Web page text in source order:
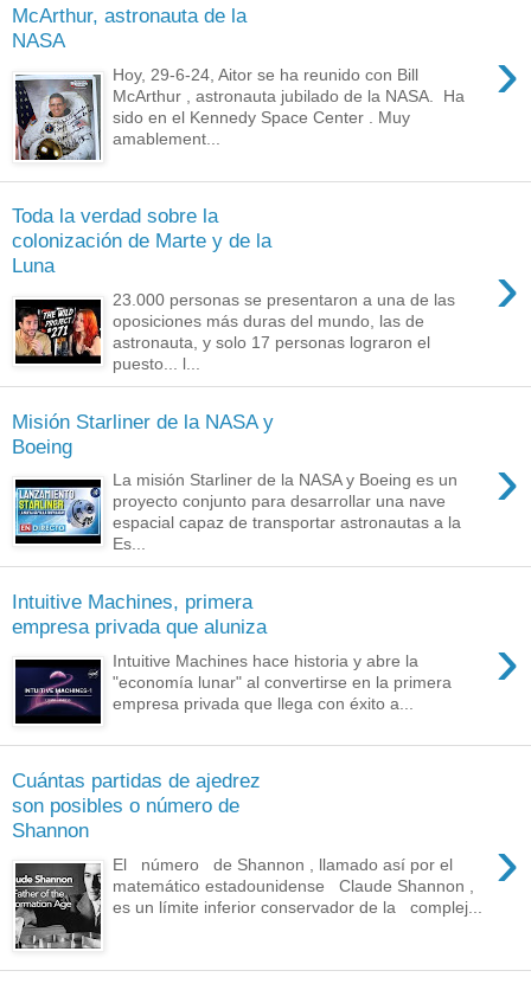
McArthur, astronauta de la
NASA
›
Hoy, 29-6-24, Aitor se ha reunido con Bill
McArthur , astronauta jubilado de la NASA. Ha
sido en el Kennedy Space Center . Muy
amablement...
Toda la verdad sobre la
colonización de Marte y de la
Luna
›
23.000 personas se presentaron a una de las
oposiciones más duras del mundo, las de
astronauta, y solo 17 personas lograron el
puesto... l...
Misión Starliner de la NASA y
Boeing
›
La misión Starliner de la NASA y Boeing es un
proyecto conjunto para desarrollar una nave
espacial capaz de transportar astronautas a la
Es...
Intuitive Machines, primera
empresa privada que aluniza
›
Intuitive Machines hace historia y abre la
"economía lunar" al convertirse en la primera
empresa privada que llega con éxito a...
Cuántas partidas de ajedrez
son posibles o número de
Shannon
›
El número de Shannon , llamado así por el
matemático estadounidense Claude Shannon ,
es un límite inferior conservador de la complej...